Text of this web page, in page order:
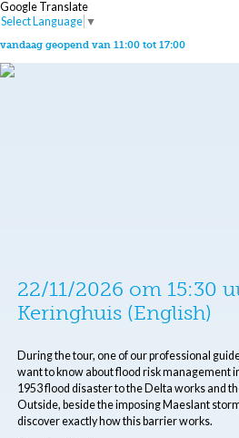
Google Translate
Select Language ▼
vandaag geopend van 11:00 tot 17:00
22/11/2026 om 15:30
Keringhuis (English)
During the tour, one of our professional
want to know about flood risk management
1953 flood disaster to the Delta works and
Outside, beside the imposing Maeslant
discover exactly how this barrier works.